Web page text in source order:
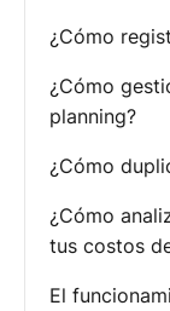
¿Cómo
¿Cómo
planning?
¿Cómo
¿Cómo
tus costos
El